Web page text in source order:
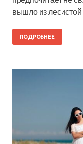
вышло из лесистой
ПОДРОБНЕЕ